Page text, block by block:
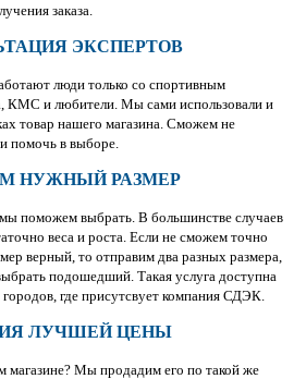
заказа.
ЭКСПЕРТОВ
люди только со спортивным
КМС и любители. Мы сами использовали и
товар нашего магазина. Сможем не
помочь в выборе.
НУЖНЫЙ РАЗМЕР
мы поможем выбрать. В большинстве случаев
веса и роста. Если не сможем точно
верный, то отправим два разных размера,
подошедший. Такая услуга доступна
где присутсвует компания СДЭК.
ЛУЧШЕЙ ЦЕНЫ
магазине? Мы продадим его по такой же